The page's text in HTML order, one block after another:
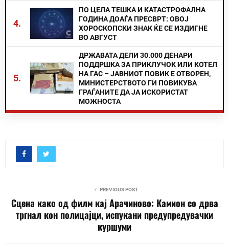
4.
ПО ЦЕЛА ТЕШКА И КАТАСТРОФАЛНА
ГОДИНА ДОАЃА ПРЕСВРТ: ОВОЈ
ХОРОСКОПСКИ ЗНАК ЌЕ СЕ ИЗДИГНЕ
ВО АВГУСТ
5.
ДРЖАВАТА ДЕЛИ 30.000 ДЕНАРИ
ПОДДРШКА ЗА ПРИКЛУЧОК ИЛИ КОТЕЛ
НА ГАС – ЈАВНИОТ ПОВИК Е ОТВОРЕН,
МИНИСТЕРСТВОТО ГИ ПОВИКУВА
ГРАЃАНИТЕ ДА ЈА ИСКОРИСТАТ
МОЖНОСТА
PREVIOUS POST
Сцена како од филм кај Арачиново: Камион со дрва
тргнал кон полицајци, испукани предупредувачки
куршуми